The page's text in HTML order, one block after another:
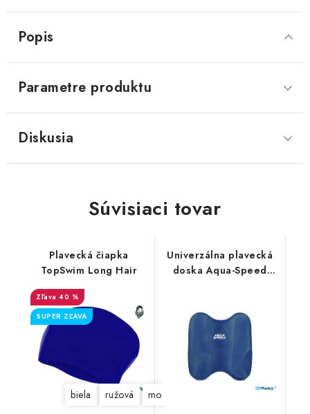
Popis
Parametre produktu
Diskusia
Súvisiaci tovar
Plavecká čiapka
TopSwim Long Hair
40 %
SUPER ZĽAVA
biela ružová modrá
Univerzálna plavecká
doska Aqua-Speed